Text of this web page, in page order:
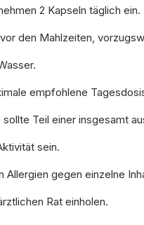
2 Kapseln täglich ein.
den Mahlzeiten,
empfohlene
sollte Teil einer insgesamt
sein.
Allergien gegen einzelne
Rat einholen.